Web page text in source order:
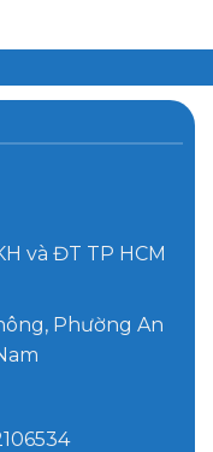
và ĐT TP HCM
Phường An